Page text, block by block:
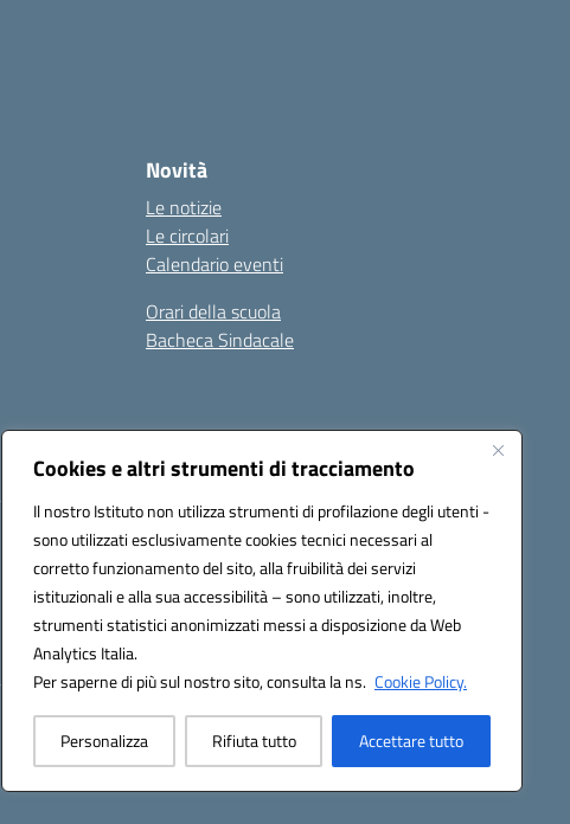
Cookies e altri strumenti di tracciamento
Il nostro Istituto non utilizza strumenti di profilazione degli utenti -
sono utilizzati esclusivamente cookies tecnici necessari al
corretto funzionamento del sito, alla fruibilità dei servizi
istituzionali e alla sua accessibilità – sono utilizzati, inoltre,
strumenti statistici anonimizzati messi a disposizione da Web
Analytics Italia.
Per saperne di più sul nostro sito, consulta la ns. Cookie Policy.
Personalizza Rifiuta tutto Accettare tutto
Novità
Le notizie
Le circolari
Calendario eventi
Orari della scuola
Bacheca Sindacale
Seguici su:
tppm03000q@pec.istruzione.it